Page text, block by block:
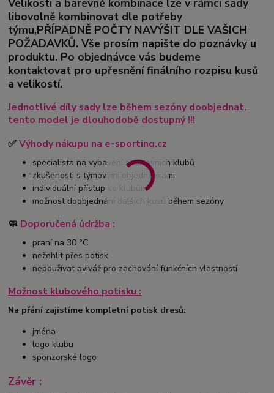
libovolně kombinovat dle potřeby
týmu,PŘÍPADNĚ POČTY NAVÝŠIT DLE VAŠICH
POŽADAVKŮ. Vše prosím napište do poznávky u
produktu. Po objednávce vás budeme
kontaktovat pro upřesnění finálního rozpisu kusů
a velikostí.
Jednotlivé díly sady lze během sezóny doobjednat,
tento model je dlouhodobě dostupný !!!
✅Výhody nákupu na e-sporting.cz
specialista na vybavení sportovních klubů
zkušenosti s týmovými objednávkami
individuální přístup ke klubům
možnost doobjednání dalších kusů během sezóny
🧼 Doporučená údržba :
praní na 30 °C
nežehlit přes potisk
nepoužívat aviváž pro zachování funkčních vlastností
Možnost klubového potisku :
Na přání zajistíme kompletní potisk dresů:
jména
logo klubu
sponzorské logo
Závěr :